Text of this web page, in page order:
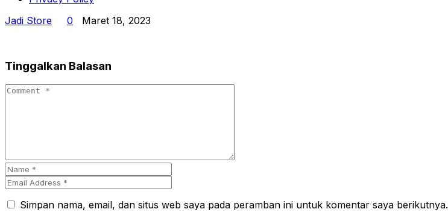
Jadi Store
0 Maret 18, 2023
Tinggalkan Balasan
Simpan nama, email, dan situs web saya pada peramban ini untuk komentar saya berikutnya.